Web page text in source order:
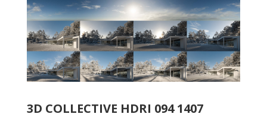
3D COLLECTIVE HDRI 094 1407